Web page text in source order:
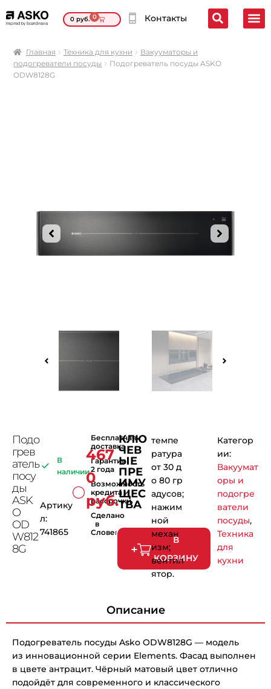
0руб. 0 Контакты
Главная Техника для кухни
Вакууматоры и
подогреватели посуды
Подогреватель посуды ASKO
ODW8128G
Подо
грев
атель
посу
ды
ASK
O
OD
W812
8G
В
наличии
Артику
л:
741865
Бесплатная
доставка
Гарантия
2 года
Возможность
кредита и
рассрочки
Сделано
в
Словении
467
0
руб.
В
КОРЗИНУ
КЛЮ
ЧЕВ
ЫЕ
ПРЕ
ИМУ
ЩЕС
ТВА
темпе
ратура
от 30 д
о 80 гр
адусов;
нажим
ной
механ
изм;
вентил
ятор.
Категор
ии:
Вакуумат
оры и
подогре
ватели
посуды,
Техника
для
кухни
Описание
Подогреватель посуды Asko ODW8128G — модель
из инновационной серии Elements. Фасад выполнен
в цвете антрацит. Чёрный матовый цвет отлично
подойдёт для современного и классического